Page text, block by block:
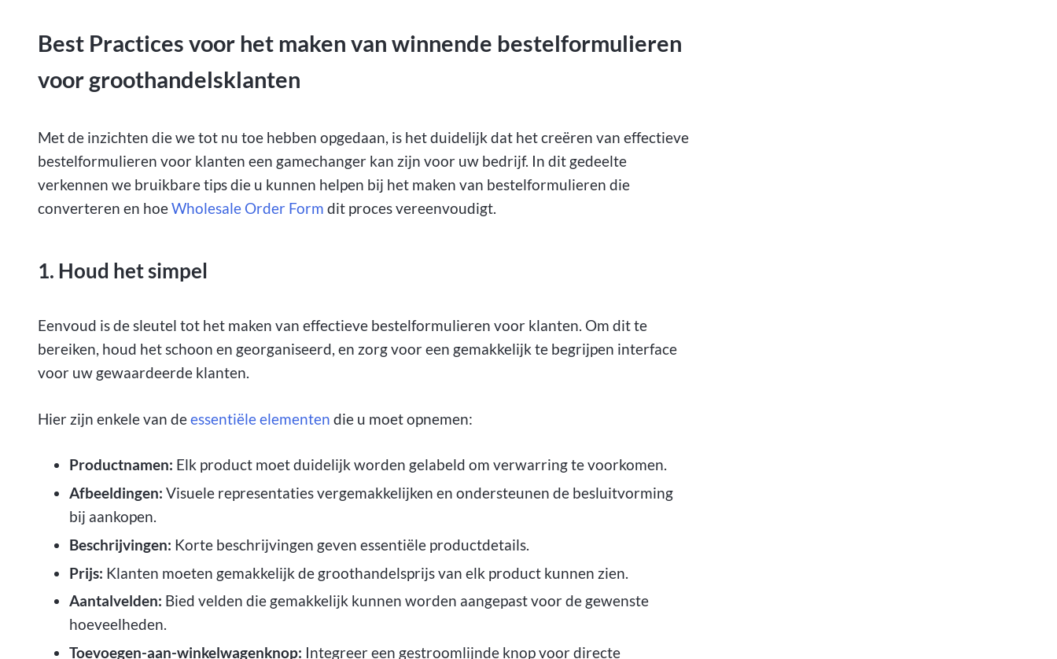
Best Practices voor het maken van winnende bestelformulieren
voor groothandelsklanten
Met de inzichten die we tot nu toe hebben opgedaan, is het duidelijk dat het creëren van effectieve
bestelformulieren voor klanten een gamechanger kan zijn voor uw bedrijf. In dit gedeelte
verkennen we bruikbare tips die u kunnen helpen bij het maken van bestelformulieren die
converteren en hoeWholesale Order Form dit proces vereenvoudigt.
1. Houd het simpel
Eenvoud is de sleutel tot het maken van effectieve bestelformulieren voor klanten. Om dit te
bereiken, houd het schoon en georganiseerd, en zorg voor een gemakkelijk te begrijpen interface
voor uw gewaardeerde klanten.
Hier zijn enkele van deessentiële elementen die u moet opnemen:
Productnamen: Elk product moet duidelijk worden gelabeld om verwarring te voorkomen.
Afbeeldingen: Visuele representaties vergemakkelijken en ondersteunen de besluitvorming
bij aankopen.
Beschrijvingen: Korte beschrijvingen geven essentiële productdetails.
Prijs: Klanten moeten gemakkelijk de groothandelsprijs van elk product kunnen zien.
Aantalvelden: Bied velden die gemakkelijk kunnen worden aangepast voor de gewenste
hoeveelheden.
Toevoegen-aan-winkelwagenknop: Integreer een gestroomlijnde knop voor directe